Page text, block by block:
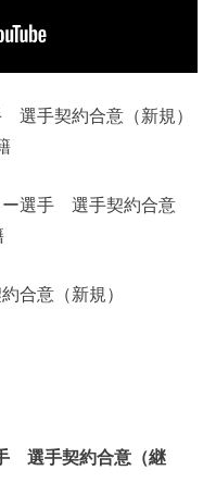
手契約合意（新規）
選手 選手契約合意
合意（新規）
選手契約合意（継